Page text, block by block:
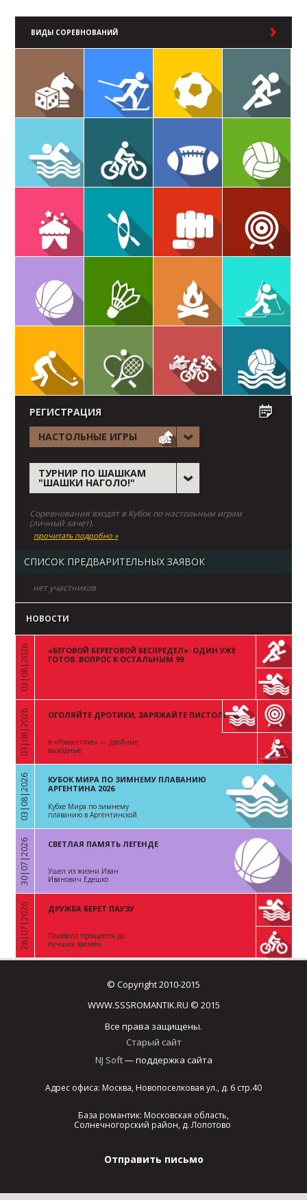
ВИДЫ СОРЕВНОВАНИЙ
РЕГИСТРАЦИЯ
НАСТОЛЬНЫЕ ИГРЫ
ТУРНИР ПО ШАШКАМ
"ШАШКИ НАГОЛО!"
Соревнования входят в Кубок по настольным играм
(личный зачет).
прочитать подробно »
СПИСОК ПРЕДВАРИТЕЛЬНЫХ ЗАЯВОК
нет участников
НОВОСТИ
«
03|08|2026
«БЕГОВОЙ БЕРЕГОВОЙ БЕСПРЕДЕЛ»: ОДИН УЖЕ
ГОТОВ. ВОПРОС К ОСТАЛЬНЫМ 99
«
03|08|2026 ОГОЛЯЙТЕ ДРОТИКИ, ЗАРЯЖАЙТЕ ПИСТОЛЕТЫ
в «Романтике» — двойные
выходные
«
03|08|2026
КУБОК МИРА ПО ЗИМНЕМУ ПЛАВАНИЮ
АРГЕНТИНА 2026
Кубке Мира по зимнему
плаванию в Аргентинской
«
30|07|2026 СВЕТЛАЯ ПАМЯТЬ ЛЕГЕНДЕ
Ушел из жизни Иван
Иванович Едешко
«
28|07|2026 ДРУЖБА БЕРЕТ ПАУЗУ
Плаввело прощается до
лучших времен
© Copyright 2010-2015
WWW.SSSROMANTIK.RU © 2015
Все права защищены.
Старый сайт
NJ Soft— поддержка сайта
Адрес офиса: Москва, Новопоселковая ул., д. 6 стр.40
База романтик: Московская область,
Солнечногорский район, д. Лопотово
Отправить письмо